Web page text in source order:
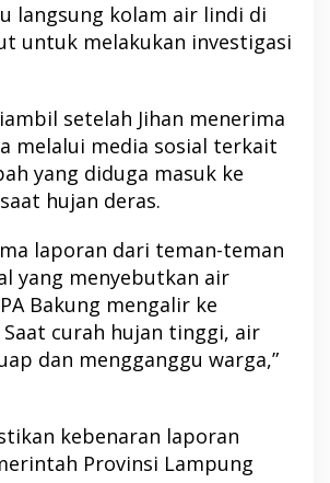
langsung kolam air lindi di
untuk melakukan investigasi
setelah Jihan menerima
melalui media sosial terkait
yang diduga masuk ke
hujan deras.
laporan dari teman-teman
yang menyebutkan air
Bakung mengalir ke
curah hujan tinggi, air
dan mengganggu warga,”
kebenaran laporan
Provinsi Lampung